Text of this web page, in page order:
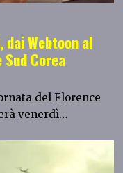
dai Webtoon al
Corea
del Florence
venerdì…